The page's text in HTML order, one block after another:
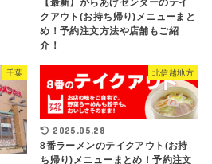
【最新】からあげセンターのテイ
クアウト(お持ち帰り)メニューまと
め！予約注文方法や店舗もご紹
介！
千葉 北信越地方
2025.05.28
8番ラーメンのテイクアウト(お持
ち帰り)メニューまとめ！予約注文